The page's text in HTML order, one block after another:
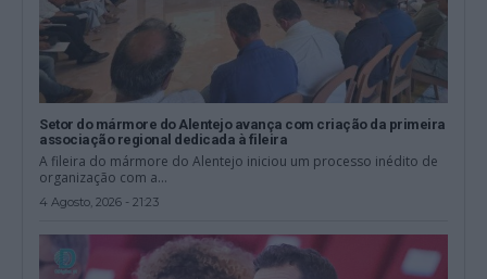
Setor do mármore do Alentejo avança com criação da primeira
associação regional dedicada à fileira
A fileira do mármore do Alentejo iniciou um processo inédito de
organização com a...
4 Agosto, 2026 - 21:23